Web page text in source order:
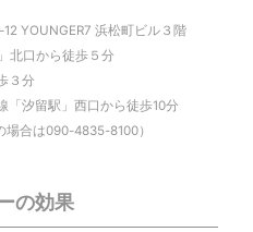
YOUNGER7 浜松町ビル３階
北口から徒歩５分
３分
「汐留駅」西口から徒歩10分
合は090-4835-8100）
の効果